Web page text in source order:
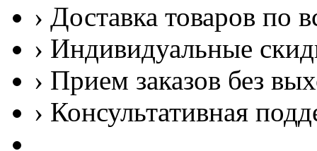
› Доставка товаров по
› Индивидуальные
› Прием заказов без
› Консультативная